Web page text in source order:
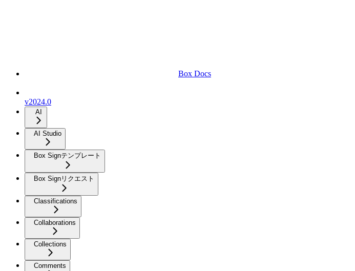
Box Docs
v2024.0
AI
AI Studio
Box Signテンプレート
Box Signリクエスト
Classifications
Collaborations
Collections
Comments